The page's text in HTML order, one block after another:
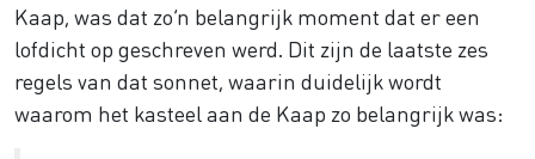
Kaap, was dat zo’n belangrijk moment dat er een
lofdicht op geschreven werd. Dit zijn de laatste zes
regels van dat sonnet, waarin duidelijk wordt
waarom het kasteel aan de Kaap zo belangrijk was: